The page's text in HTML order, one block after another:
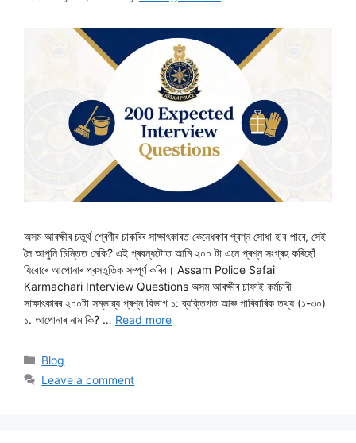
অসম আৰক্ষীৰ চতুৰ্থ শ্ৰেণীৰ চাকৰিৰ সাক্ষাৎকাৰত কেনেধৰণৰ প্ৰশ্ন সোধা হ’ব পাৰে, সেই
লৈ আপুনি চিন্তিত নেকি? এই প্ৰবন্ধটোত আমি ২০০ টা এনে প্ৰশ্ন সংগ্ৰহ কৰিছোঁ
যিবোৰে আপোনাৰ প্ৰস্তুতিক সম্পূৰ্ণ কৰিব। Assam Police Safai
Karmachari Interview Questions অসম আৰক্ষীৰ চাফাই কৰ্মচাৰী
সাক্ষাৎকাৰৰ ২০০টা সম্ভাৱ্য প্ৰশ্ন বিভাগ ১: ব্যক্তিগত আৰু পাৰিবাৰিক তথ্য (১-৩০)
১. আপোনাৰ নাম কি? … Read more
Categories
Blog
Leave a comment